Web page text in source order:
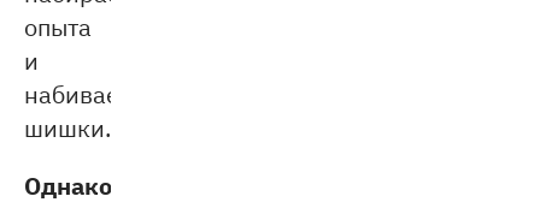
опыта
и
набивает
шишки.
Однако